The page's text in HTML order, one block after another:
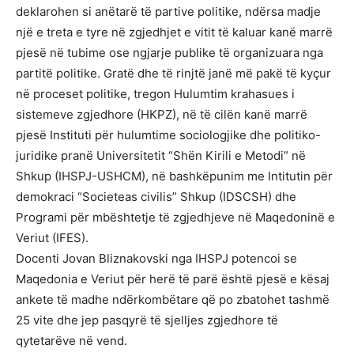
deklarohen si anëtarë të partive politike, ndërsa madje
një e treta e tyre në zgjedhjet e vitit të kaluar kanë marrë
pjesë në tubime ose ngjarje publike të organizuara nga
partitë politike. Gratë dhe të rinjtë janë më pakë të kyçur
në proceset politike, tregon Hulumtim krahasues i
sistemeve zgjedhore (HKPZ), në të cilën kanë marrë
pjesë Instituti për hulumtime sociologjike dhe politiko-
juridike pranë Universitetit “Shën Kirili e Metodi” në
Shkup (IHSPJ-USHCM), në bashkëpunim me Intitutin për
demokraci “Societeas civilis” Shkup (IDSCSH) dhe
Programi për mbështetje të zgjedhjeve në Maqedoninë e
Veriut (IFES).
Docenti Jovan Bliznakovski nga IHSPJ potencoi se
Maqedonia e Veriut për herë të parë është pjesë e kësaj
ankete të madhe ndërkombëtare që po zbatohet tashmë
25 vite dhe jep pasqyrë të sjelljes zgjedhore të
qytetarëve në vend.